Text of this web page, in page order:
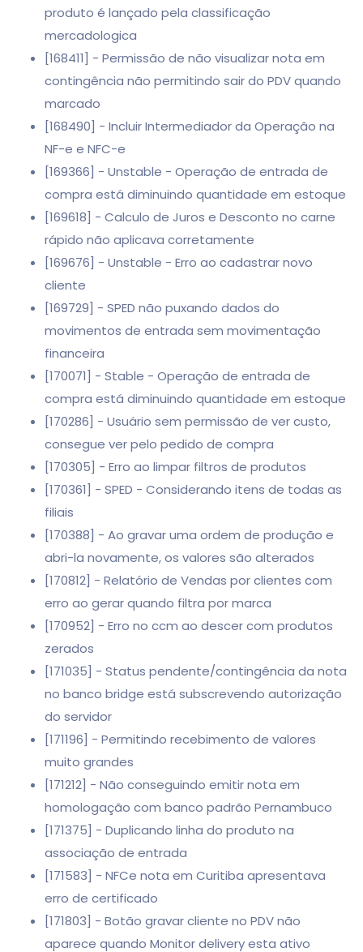
produto é lançado pela classificação
mercadologica
[168411] - Permissão de não visualizar nota em
contingência não permitindo sair do PDV quando
marcado
[168490] - Incluir Intermediador da Operação na
NF-e e NFC-e
[169366] - Unstable - Operação de entrada de
compra está diminuindo quantidade em estoque
[169618] - Calculo de Juros e Desconto no carne
rápido não aplicava corretamente
[169676] - Unstable - Erro ao cadastrar novo
cliente
[169729] - SPED não puxando dados do
movimentos de entrada sem movimentação
financeira
[170071] - Stable - Operação de entrada de
compra está diminuindo quantidade em estoque
[170286] - Usuário sem permissão de ver custo,
consegue ver pelo pedido de compra
[170305] - Erro ao limpar filtros de produtos
[170361] - SPED - Considerando itens de todas as
filiais
[170388] - Ao gravar uma ordem de produção e
abri-la novamente, os valores são alterados
[170812] - Relatório de Vendas por clientes com
erro ao gerar quando filtra por marca
[170952] - Erro no ccm ao descer com produtos
zerados
[171035] - Status pendente/contingência da nota
no banco bridge está subscrevendo autorização
do servidor
[171196] - Permitindo recebimento de valores
muito grandes
[171212] - Não conseguindo emitir nota em
homologação com banco padrão Pernambuco
[171375] - Duplicando linha do produto na
associação de entrada
[171583] - NFCe nota em Curitiba apresentava
erro de certificado
[171803] - Botão gravar cliente no PDV não
aparece quando Monitor delivery esta ativo